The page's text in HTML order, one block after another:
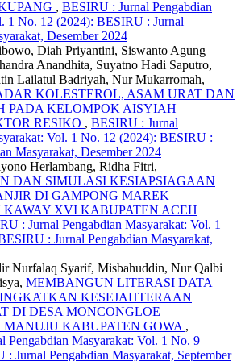
, BESIRU : Jurnal Pengabdian
1 No. 12 (2024): BESIRU : Jurnal
Desember 2024
Diah Priyantini, Siswanto Agung
Anandhita, Suyatno Hadi Saputro,
Lailatul Badriyah, Nur Mukarromah,
KOLESTEROL, ASAM URAT DAN
PADA KELOMPOK AISYIAH
RESIKO , BESIRU : Jurnal
Vol. 1 No. 12 (2024): BESIRU :
Masyarakat, Desember 2024
Herlambang, Ridha Fitri,
DAN SIMULASI KESIAPSIAGAAN
DI GAMPONG MAREK
XVI KABUPATEN ACEH
: Jurnal Pengabdian Masyarakat: Vol. 1
: Jurnal Pengabdian Masyarakat,
Nurfalaq Syarif, Misbahuddin, Nur Qalbi
MEMBANGUN LITERASI DATA
KESEJAHTERAAN
DI DESA MONCONGLOE
KABUPATEN GOWA ,
Pengabdian Masyarakat: Vol. 1 No. 9
: Jurnal Pengabdian Masyarakat, September